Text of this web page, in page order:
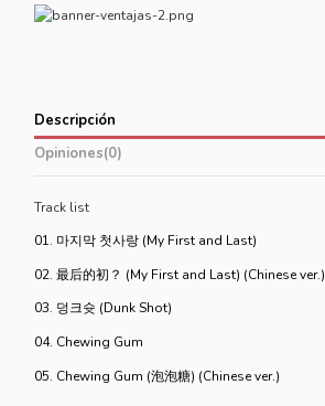
Descripción
Opiniones(0)
Track list
01. 마지막 첫사랑 (My First and Last)
02. 最后的初？ (My First and Last) (Chinese ver.)
03. 덩크슛 (Dunk Shot)
04. Chewing Gum
05. Chewing Gum (泡泡糖) (Chinese ver.)